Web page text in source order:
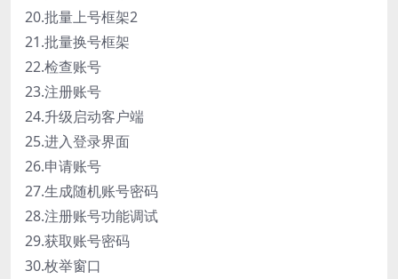
20.批量上号框架2
21.批量换号框架
22.检查账号
23.注册账号
24.升级启动客户端
25.进入登录界面
26.申请账号
27.生成随机账号密码
28.注册账号功能调试
29.获取账号密码
30.枚举窗口